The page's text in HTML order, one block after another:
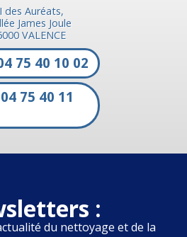
des Auréats,
James Joule
VALENCE
75 40 10 02
04 75 40 11
:
du nettoyage et de la